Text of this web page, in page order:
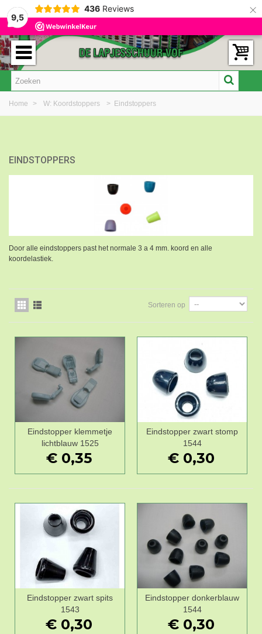
9,5
436 Reviews ×
Home > W: Koordstoppers > Eindstoppers
EINDSTOPPERS
Door alle eindstoppers past het normale 3 a 4 mm. koord en alle
koordelastiek.
Sorteren op
Eindstopper klemmetje
lichtblauw 1525
€ 0,35
Eindstopper zwart stomp
1544
€ 0,30
Eindstopper zwart spits
1543
€ 0,30
Eindstopper donkerblauw
1544
€ 0,30